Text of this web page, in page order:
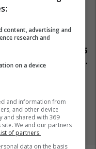
shqiptar do të
xhami moderne prej 15
në St. Gallen
do të largohet nga
do ta mbështet
një luftë të
me Turqinë në Siri
content, advertising and
research and
on a device
and information from
and other device
and shared with 369
We and our partners
of partners.
data on the basis